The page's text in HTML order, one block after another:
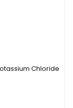
Chloride